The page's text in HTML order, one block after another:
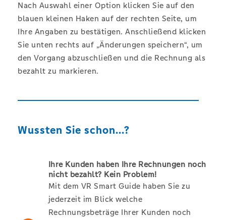
Nach Auswahl einer Option klicken Sie auf den
blauen kleinen Haken auf der rechten Seite, um
Ihre Angaben zu bestätigen. Anschließend klicken
Sie unten rechts auf „Änderungen speichern“, um
den Vorgang abzuschließen und die Rechnung als
bezahlt zu markieren.
Wussten Sie schon...?
Ihre Kunden haben Ihre Rechnungen noch
nicht bezahlt? Kein Problem!
Mit dem VR Smart Guide haben Sie zu
jederzeit im Blick welche
Rechnungsbeträge Ihrer Kunden noch